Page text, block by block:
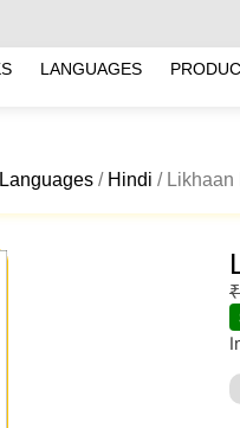
LANGUAGES
/ Hindi / Likhaan
₹